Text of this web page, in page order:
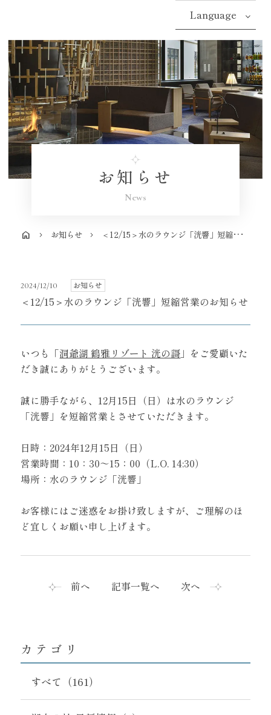
Language
お知らせ
News
お知らせ ＜12/15＞水のラウンジ「洸響」短縮営業のお知らせ
2024/12/10 お知らせ
＜12/15＞水のラウンジ「洸響」短縮営業のお知らせ
いつも「洞爺湖 鶴雅リゾート 洸の謌 」をご愛顧いた
だき誠にありがとうございます。
誠に勝手ながら、12月15日（日）は水のラウンジ
「洸響」を短縮営業とさせていただきます。
日時：2024年12月15日（日）
営業時間：10：30～15：00（L.O. 14:30）
場所：水のラウンジ「洸響」
お客様にはご迷惑をお掛け致しますが、ご理解のほ
ど宜しくお願い申し上げます。
前へ 記事一覧へ 次へ
カテゴリ
すべて（161）